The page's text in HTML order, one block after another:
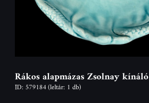
Rákos alapmázas Zsolnay kínáló
ID: 579184(leltár: 1 db)